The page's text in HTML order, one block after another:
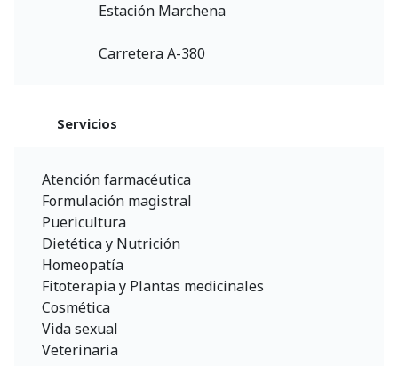
Estación Marchena
Carretera A-380
Servicios
Atención farmacéutica
Formulación magistral
Puericultura
Dietética y Nutrición
Homeopatía
Fitoterapia y Plantas medicinales
Cosmética
Vida sexual
Veterinaria